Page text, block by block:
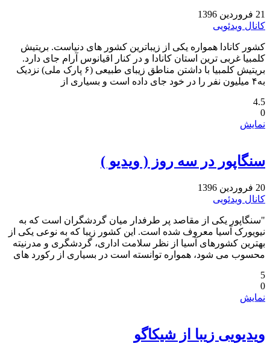
21 فروردین 1396
کانال ویدئویی
کشور کانادا همواره یکی از زیباترین کشور های دنیاست. بریتیش
کلمبیا غربی ترین استان کانادا و در کنار اقیانوس آرام جای دارد.
بریتیش کلمبیا با داشتن مناطق زیبای طبیعی (۶ پارک ملی) نزدیک
به۴ میلیون نفر را در خود جای داده است و بسیاری از
4.5
0
نمایش
سنگاپور در سه روز ( ویدیو )
20 فروردین 1396
کانال ویدئویی
"سنگاپور یکی از مقاصد پر طرفدار میان گردشگران است که به
نیویورک آسیا معروف شده است. این کشور زیبا که به نوعی یکی از
بهترین کشورهای آسیا از نظر سلامت اداری، گردشگری و مدرنیته
محسوب می شود، همواره توانسته است در بسیاری از رکورد های
5
0
نمایش
ویدیویی زیبا از شیکاگو